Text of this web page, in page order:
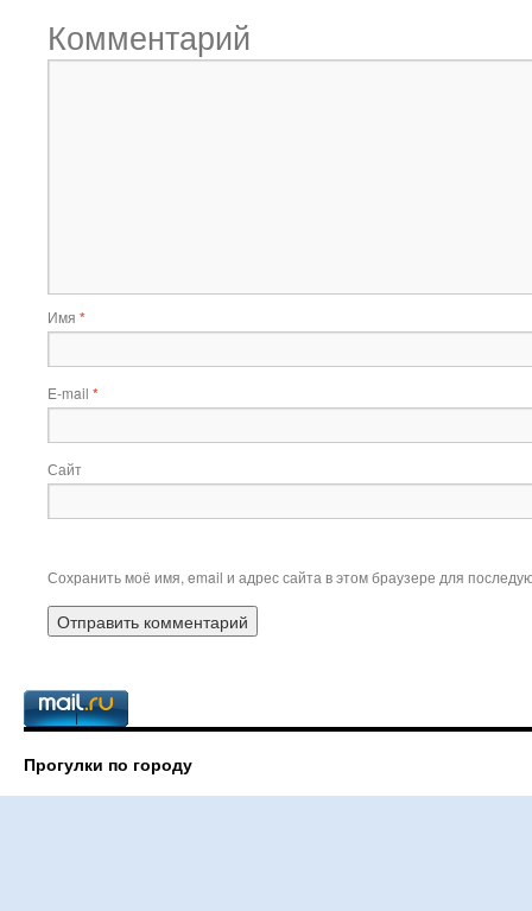
Комментарий
Имя *
E-mail *
Сайт
Сохранить моё имя, email и адрес сайта в этом браузере для
Прогулки по городу